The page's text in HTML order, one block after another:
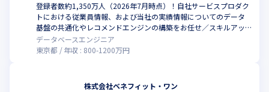
登録者数約1,350万人（2026年7月時点）！自社サービスプロダク
トにおける従業員情報、および当社の実績情報についてのデータ
基盤の共通化やレコメンドエンジンの構築をお任せ／スキルアッ
プできる環境でお仕事しませんか？
データベースエンジニア
東京都
年収 : 800-1200万円
株式会社ベネフィット・ワン